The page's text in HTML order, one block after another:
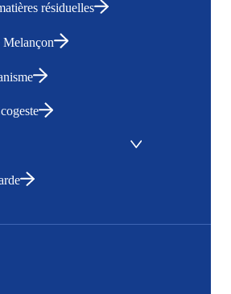
résiduelles